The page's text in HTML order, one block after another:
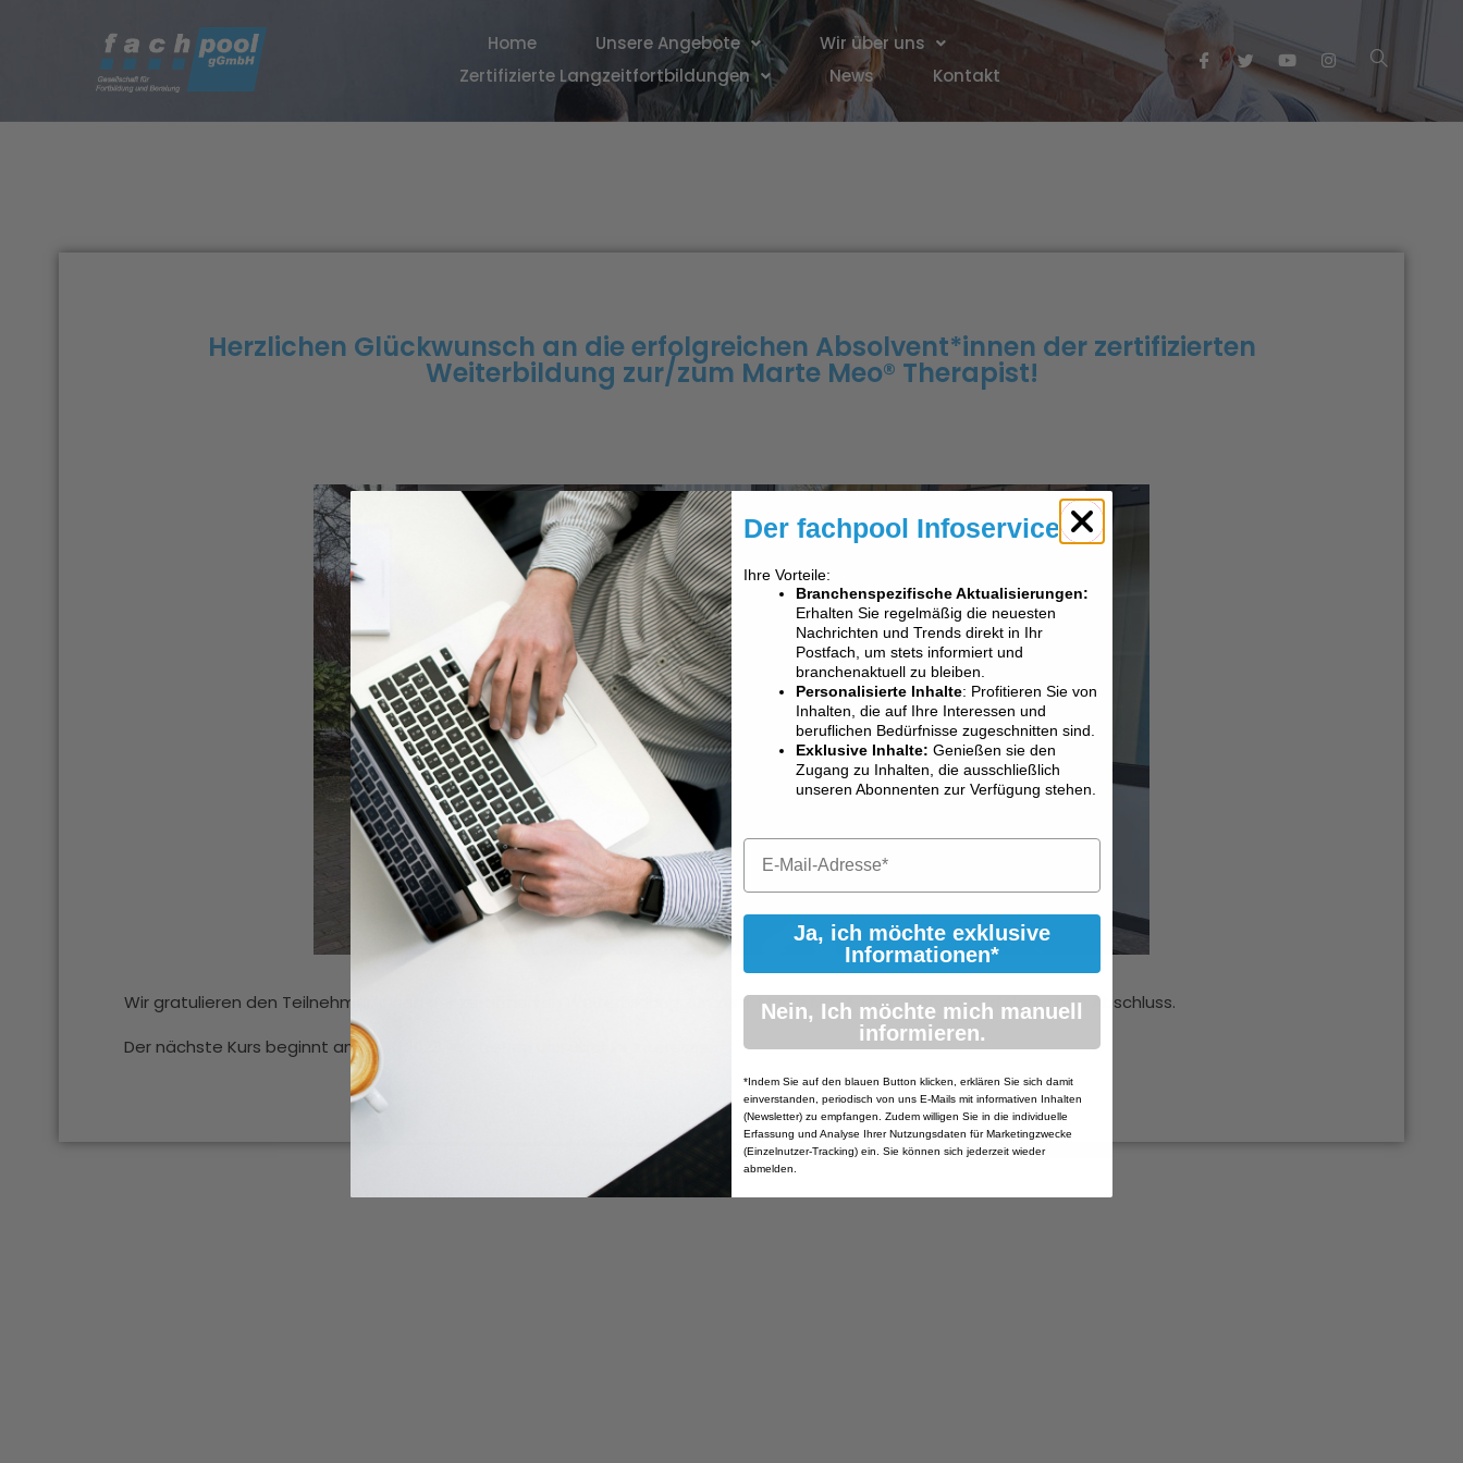
Home Unsere Angebote
Wir über uns
Zertifizierte Langzeitfortbildungen
News Kontakt
Herzlichen Glückwunsch an die erfolgreichen Absolvent*innen der zertifizierten
Weiterbildung zur/zum Marte Meo® Therapist!
Wir gratulieren den Teilnehmer*innen der zertifizierten Weiterbildung zur/zum Marte Meo® Therapist zum erfolgreichen Abschluss.
Der nächste Kurs beginnt am 26.10.2023. Wir freuen uns über Ihr Interesse.
Der fachpool Infoservice
Ihre Vorteile:
Branchenspezifische Aktualisierungen:
Erhalten Sie regelmäßig die neuesten
Nachrichten und Trends direkt in Ihr
Postfach, um stets informiert und
branchenaktuell zu bleiben.
Personalisierte Inhalte: Profitieren Sie von
Inhalten, die auf Ihre Interessen und
beruflichen Bedürfnisse zugeschnitten sind.
Exklusive Inhalte: Genießen sie den
Zugang zu Inhalten, die ausschließlich
unseren Abonnenten zur Verfügung stehen.
Ja, ich möchte exklusive
Informationen*
Nein, Ich möchte mich manuell
informieren.
*Indem Sie auf den blauen Button klicken, erklären Sie sich damit
einverstanden, periodisch von uns E-Mails mit informativen Inhalten
(Newsletter) zu empfangen. Zudem willigen Sie in die individuelle
Erfassung und Analyse Ihrer Nutzungsdaten für Marketingzwecke
(Einzelnutzer-Tracking) ein. Sie können sich jederzeit wieder
abmelden.